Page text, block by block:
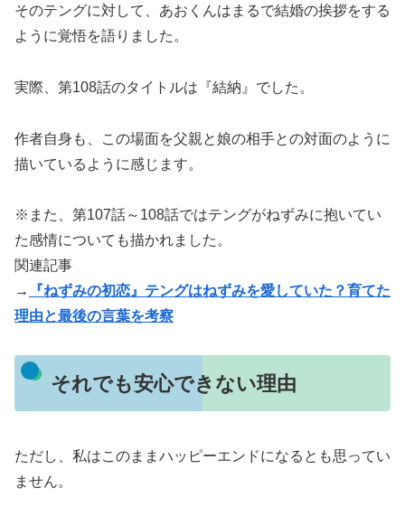
そのテングに対して、あおくんはまるで結婚の挨拶をする
ように覚悟を語りました。
実際、第108話のタイトルは『結納』でした。
作者自身も、この場面を父親と娘の相手との対面のように
描いているように感じます。
※また、第107話～108話ではテングがねずみに抱いてい
た感情についても描かれました。
関連記事
→
『ねずみの初恋』テングはねずみを愛していた？育てた
理由と最後の言葉を考察
それでも安心できない理由
ただし、私はこのままハッピーエンドになるとも思ってい
ません。